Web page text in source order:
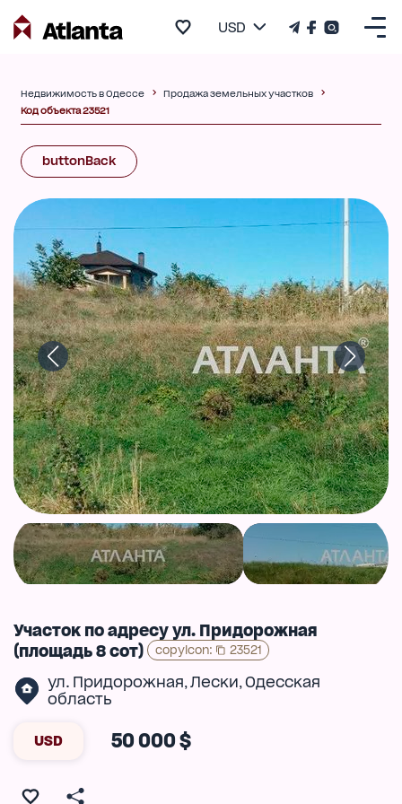
USD
Недвижимость в Одессе
Продажа земельных участков
Код объекта 23521
buttonBack
Участок по адресу ул. Придорожная
(площадь 8 сот)
copyIcon: 23521
ул. Придорожная,Лески,Одесская
область
USD 50 000 $